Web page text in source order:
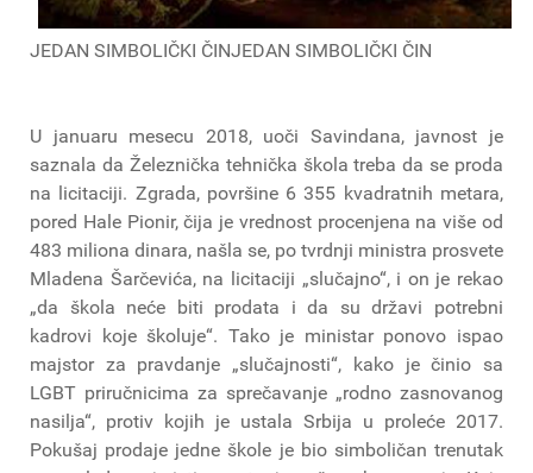
JEDAN SIMBOLIČKI ČINJEDAN SIMBOLIČKI ČIN
U januaru mesecu 2018, uoči Savindana, javnost je
saznala da Železnička tehnička škola treba da se proda
na licitaciji. Zgrada, površine 6 355 kvadratnih metara,
pored Hale Pionir, čija je vrednost procenjena na više od
483 miliona dinara, našla se, po tvrdnji ministra prosvete
Mladena Šarčevića, na licitaciji „slučajno“, i on je rekao
„da škola neće biti prodata i da su državi potrebni
kadrovi koje školuje“. Tako je ministar ponovo ispao
majstor za pravdanje „slučajnosti“, kako je činio sa
LGBT priručnicima za sprečavanje „rodno zasnovanog
nasilja“, protiv kojih je ustala Srbija u proleće 2017.
Pokušaj prodaje jedne škole je bio simboličan trenutak